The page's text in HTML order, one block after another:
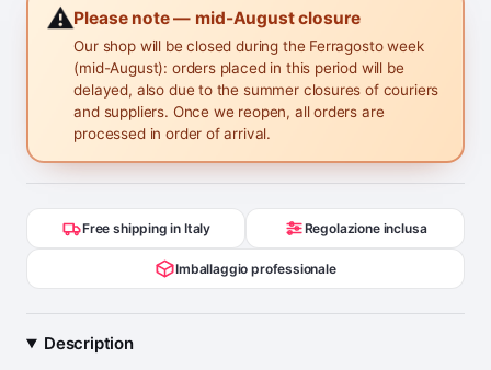
⚠️Please note — mid-August closure
Our shop will be closed during the Ferragosto week
(mid-August): orders placed in this period will be
delayed, also due to the summer closures of couriers
and suppliers. Once we reopen, all orders are
processed in order of arrival.
Free shipping in Italy Regolazione inclusa
Imballaggio professionale
Description